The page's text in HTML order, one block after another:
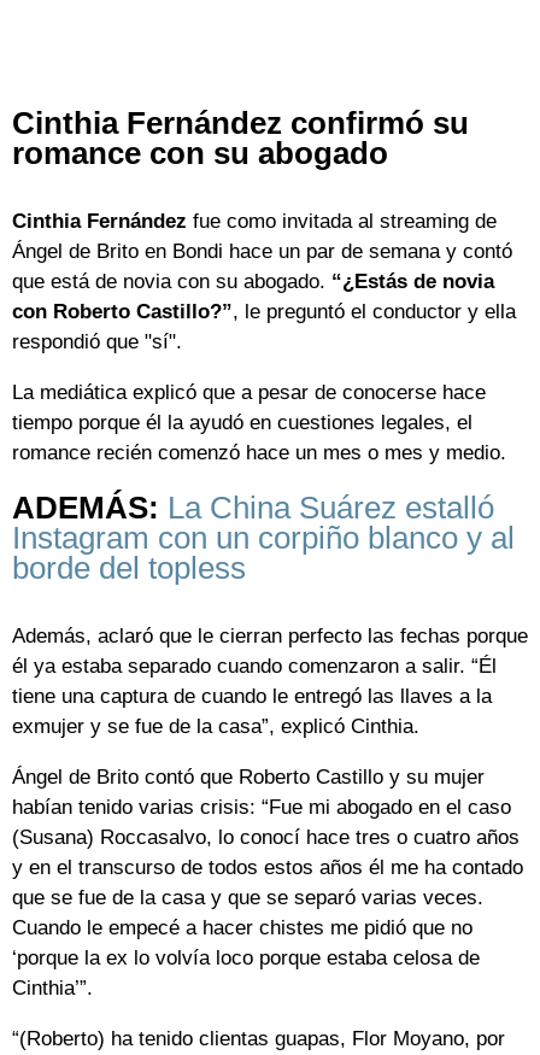
Cinthia Fernández confirmó su
romance con su abogado
Cinthia Fernández fue como invitada al streaming de
Ángel de Brito en Bondi hace un par de semana y contó
que está de novia con su abogado. “¿Estás de novia
con Roberto Castillo?”, le preguntó el conductor y ella
respondió que "sí".
La mediática explicó que a pesar de conocerse hace
tiempo porque él la ayudó en cuestiones legales, el
romance recién comenzó hace un mes o mes y medio.
ADEMÁS: La China Suárez estalló
Instagram con un corpiño blanco y al
borde del topless
Además, aclaró que le cierran perfecto las fechas porque
él ya estaba separado cuando comenzaron a salir. “Él
tiene una captura de cuando le entregó las llaves a la
exmujer y se fue de la casa”, explicó Cinthia.
Ángel de Brito contó que Roberto Castillo y su mujer
habían tenido varias crisis: “Fue mi abogado en el caso
(Susana) Roccasalvo, lo conocí hace tres o cuatro años
y en el transcurso de todos estos años él me ha contado
que se fue de la casa y que se separó varias veces.
Cuando le empecé a hacer chistes me pidió que no
‘porque la ex lo volvía loco porque estaba celosa de
Cinthia’”.
“(Roberto) ha tenido clientas guapas, Flor Moyano, por